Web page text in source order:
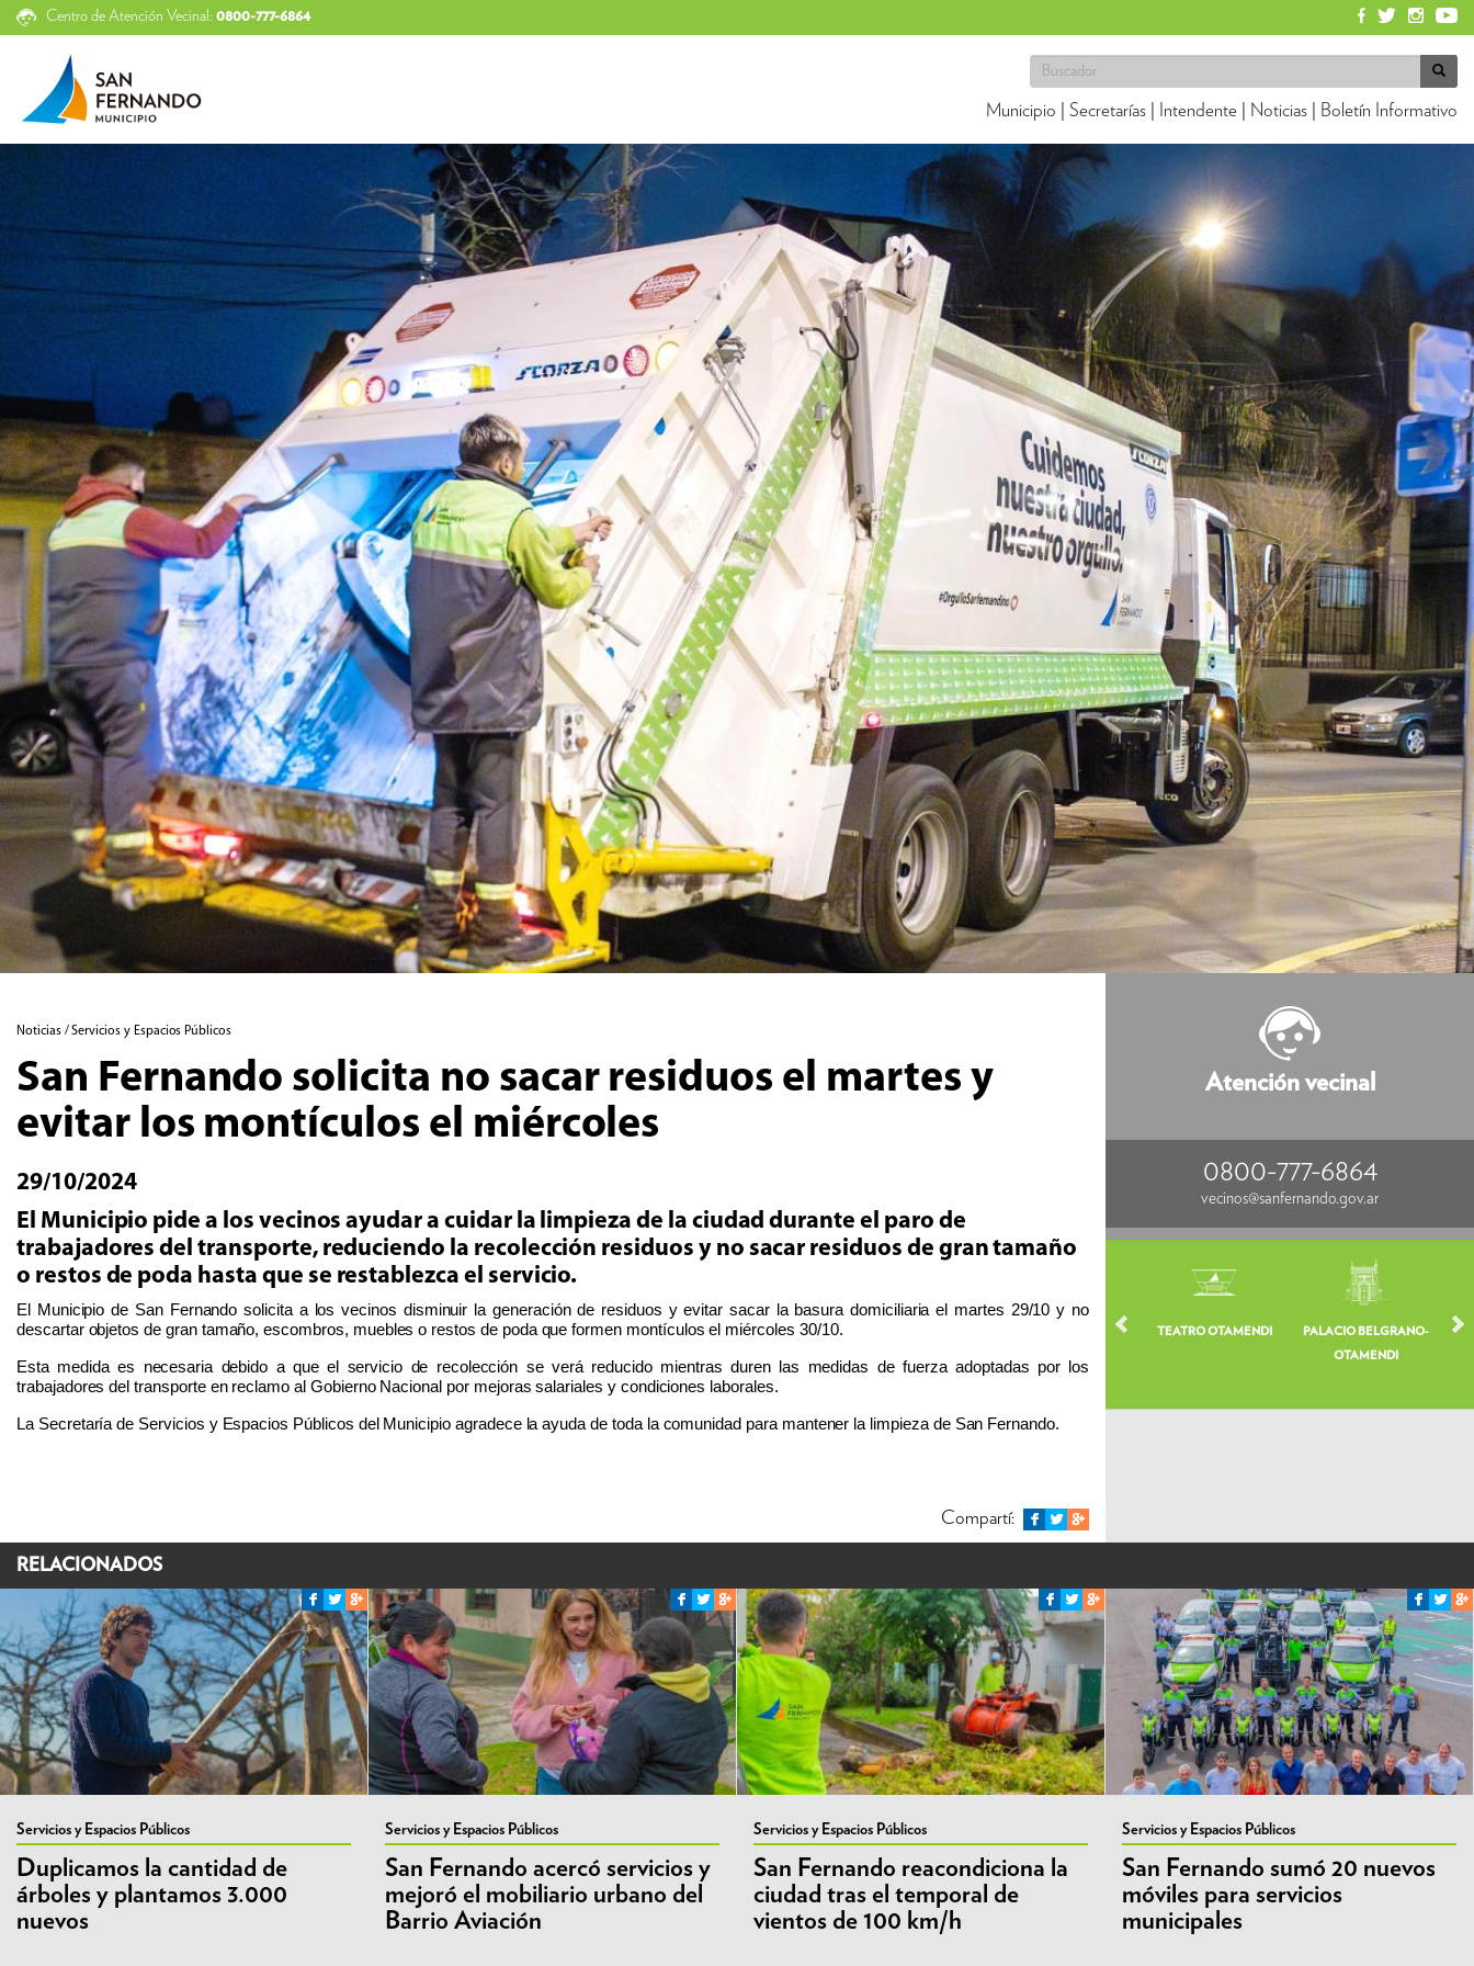
Centro de Atención Vecinal: 0800-777-6864
Municipio Secretarías Intendente Noticias Boletín Informativo
Noticias / Servicios y Espacios Públicos
San Fernando solicita no sacar residuos el martes y
evitar los montículos el miércoles
29/10/2024
El Municipio pide a los vecinos ayudar a cuidar la limpieza de la ciudad durante el paro de
trabajadores del transporte, reduciendo la recolección residuos y no sacar residuos de gran tamaño
o restos de poda hasta que se restablezca el servicio.
El Municipio de San Fernando solicita a los vecinos disminuir la generación de residuos y evitar sacar la basura domiciliaria el martes 29/10 y no
descartar objetos de gran tamaño, escombros, muebles o restos de poda que formen montículos el miércoles 30/10.
Esta medida es necesaria debido a que el servicio de recolección se verá reducido mientras duren las medidas de fuerza adoptadas por los
trabajadores del transporte en reclamo al Gobierno Nacional por mejoras salariales y condiciones laborales.
La Secretaría de Servicios y Espacios Públicos del Municipio agradece la ayuda de toda la comunidad para mantener la limpieza de San Fernando.
Compartí:
Atención vecinal
0800-777-6864
vecinos@sanfernando.gov.ar
TEATRO OTAMENDI
PALACIO BELGRANO-
OTAMENDI
RELACIONADOS
Servicios y Espacios Públicos
Duplicamos la cantidad de
árboles y plantamos 3.000
nuevos
Servicios y Espacios Públicos
San Fernando acercó servicios y
mejoró el mobiliario urbano del
Barrio Aviación
Servicios y Espacios Públicos
San Fernando reacondiciona la
ciudad tras el temporal de
vientos de 100 km/h
Servicios y Espacios Públicos
San Fernando sumó 20 nuevos
móviles para servicios
municipales